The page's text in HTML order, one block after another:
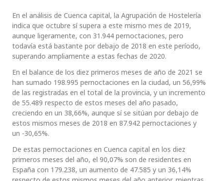
En el análisis de Cuenca capital, la Agrupación de Hostelería
indica que octubre sí supera a este mismo mes de 2019,
aunque ligeramente, con 31.944 pernoctaciones, pero
todavía está bastante por debajo de 2018 en este período,
superando ampliamente a estas fechas de 2020.
En el balance de los diez primeros meses de año de 2021 se
han sumado 198.995 pernoctaciones en la ciudad, un 56,99%
de las registradas en el total de la provincia, y un incremento
de 55.489 respecto de estos meses del año pasado,
creciendo en un 38,66%, aunque sí se sitúan por debajo de
estos mismos meses de 2018 en 87.942 pernoctaciones y
un -30,65%.
De estas pernoctaciones en Cuenca capital en los diez
primeros meses del año, el 90,07% son de residentes en
España con 179.238, un aumento de 47.585 y un 36,14%